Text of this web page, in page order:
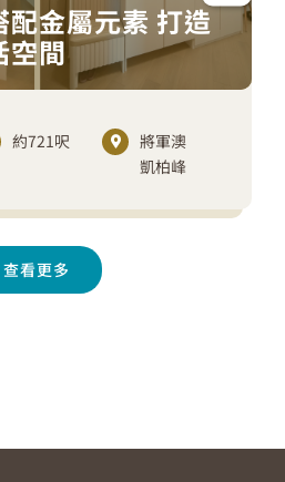
金屬元素 打造
空間
約721呎
將軍澳
凱柏峰
查看更多